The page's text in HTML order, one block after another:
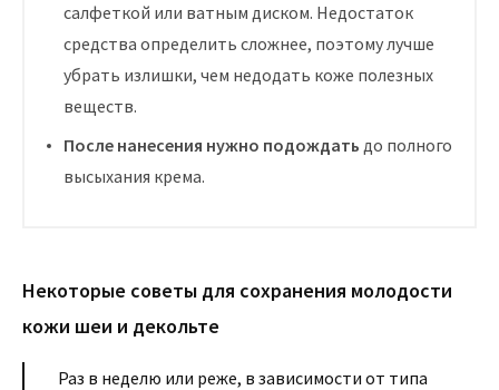
салфеткой или ватным диском. Недостаток
средства определить сложнее, поэтому лучше
убрать излишки, чем недодать коже полезных
веществ.
После нанесения нужно подождать до полного
высыхания крема.
Некоторые советы для сохранения молодости
кожи шеи и декольте
Раз в неделю или реже, в зависимости от типа